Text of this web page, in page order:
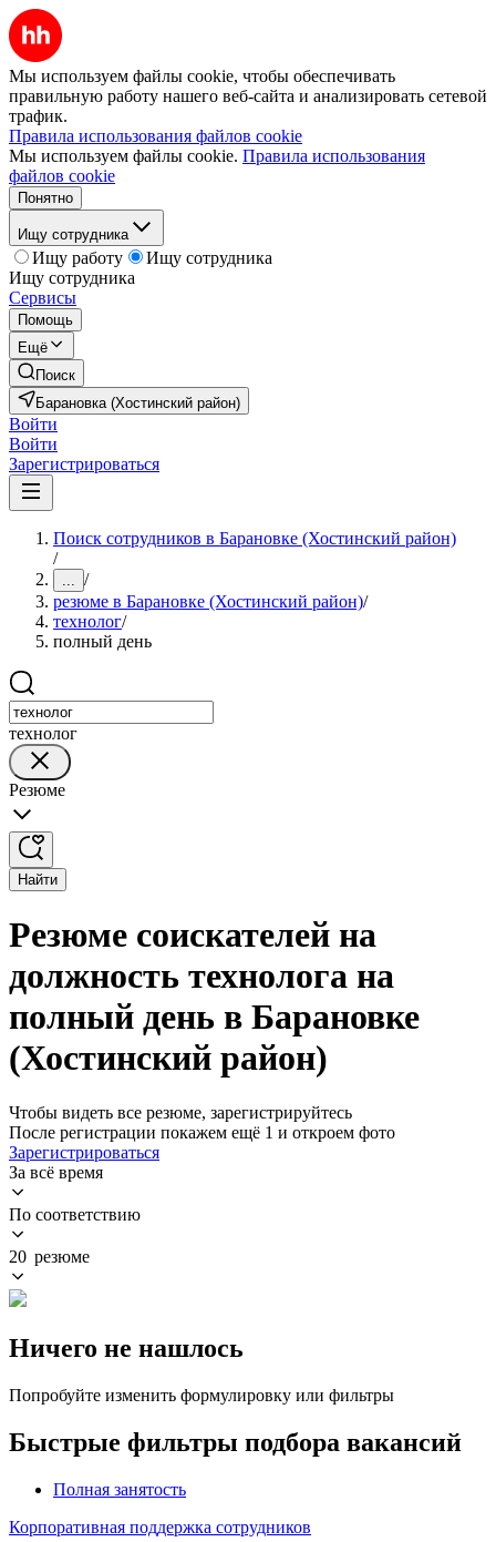
Мы используем файлы cookie, чтобы обеспечивать
правильную работу нашего веб-сайта и анализировать сетевой
трафик.
Правила использования файлов cookie
Мы используем файлы cookie. Правила использования
файлов cookie
Понятно
Ищу сотрудника
Ищу работу
Ищу сотрудника
Ищу сотрудника
Сервисы
Помощь
Ещё
Поиск
Барановка (Хостинский район)
Войти
Войти
Зарегистрироваться
Поиск сотрудников в Барановке (Хостинский район)
/
... /
резюме в Барановке (Хостинский район)/
технолог/
полный день
технолог
Резюме
Найти
Резюме соискателей на
должность технолога на
полный день в Барановке
(Хостинский район)
Чтобы видеть все резюме, зарегистрируйтесь
После регистрации покажем ещё 1 и откроем фото
Зарегистрироваться
За всё время
По соответствию
20 резюме
Ничего не нашлось
Попробуйте изменить формулировку или фильтры
Быстрые фильтры подбора вакансий
Полная занятость
Корпоративная поддержка сотрудников